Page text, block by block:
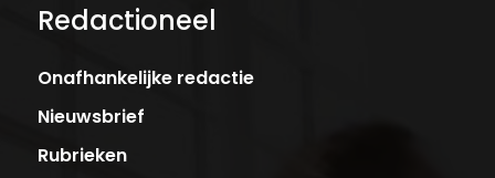
Redactioneel
Onafhankelijke redactie
Nieuwsbrief
Rubrieken